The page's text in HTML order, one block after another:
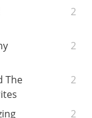
2
2
The
2
2